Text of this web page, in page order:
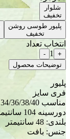
شلوار
تخفیف
پلیور طوسی روشن
تخفیف
انتخاب تعداد
+
1
-
توضیحات محصول